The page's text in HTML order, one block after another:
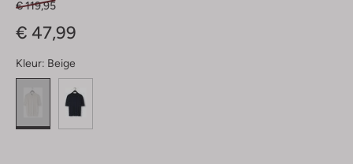
€ 119,95
€ 47,99
Kleur: Beige